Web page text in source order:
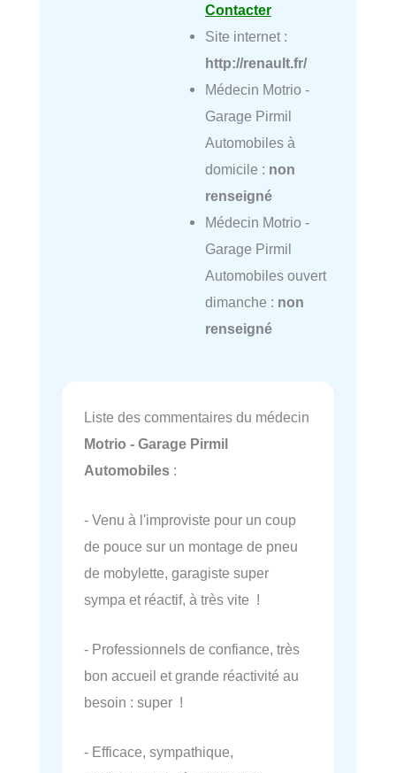
Contacter
Site internet :
http://renault.fr/
Médecin Motrio -
Garage Pirmil
Automobiles à
domicile : non
renseigné
Médecin Motrio -
Garage Pirmil
Automobiles ouvert
dimanche : non
renseigné
Liste des commentaires du médecin
Motrio - Garage Pirmil
Automobiles :
- Venu à l'improviste pour un coup
de pouce sur un montage de pneu
de mobylette, garagiste super
sympa et réactif, à très vite !
- Professionnels de confiance, très
bon accueil et grande réactivité au
besoin : super !
- Efficace, sympathique,